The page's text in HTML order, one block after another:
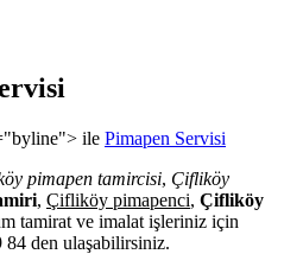
ile Pimapen Servisi
pimapen tamircisi, Çifliköy
, Çifliköy pimapenci, Çifliköy
tamirat ve imalat işleriniz için
den ulaşabilirsiniz.